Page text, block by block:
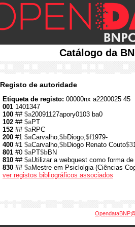
Catálogo da
Registo de autoridade
Etiqueta de registo: 00000nx a2200025 45
001 1401347
100 ## $a20091127apory0103 ba0
102 ## $aPT
152 ## $aRPC
200 #1 $aCarvalho,$bDiogo,$f1979-
400 #1 $aCarvalho,$bDiogo Renato Couto$3
801 #0 $aPT$bBN
810 ## $aUtilizar a webquest como forma
830 ## $aMestre em Psiclolgia (Ciências
ver registos bibliográficos associados